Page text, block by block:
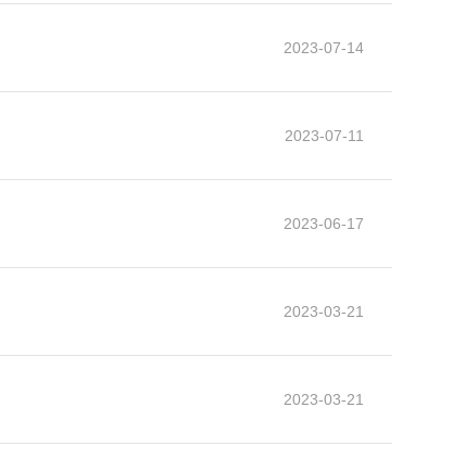
2023-07-14
2023-07-11
2023-06-17
2023-03-21
2023-03-21